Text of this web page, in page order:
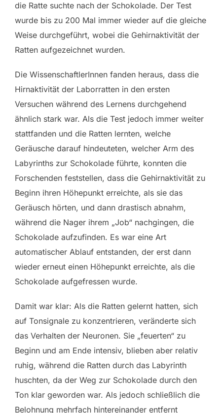
die Ratte suchte nach der Schokolade. Der Test
wurde bis zu 200 Mal immer wieder auf die gleiche
Weise durchgeführt, wobei die Gehirnaktivität der
Ratten aufgezeichnet wurden.
Die WissenschaftlerInnen fanden heraus, dass die
Hirnaktivität der Laborratten in den ersten
Versuchen während des Lernens durchgehend
ähnlich stark war. Als die Test jedoch immer weiter
stattfanden und die Ratten lernten, welche
Geräusche darauf hindeuteten, welcher Arm des
Labyrinths zur Schokolade führte, konnten die
Forschenden feststellen, dass die Gehirnaktivität zu
Beginn ihren Höhepunkt erreichte, als sie das
Geräusch hörten, und dann drastisch abnahm,
während die Nager ihrem „Job“ nachgingen, die
Schokolade aufzufinden. Es war eine Art
automatischer Ablauf entstanden, der erst dann
wieder erneut einen Höhepunkt erreichte, als die
Schokolade aufgefressen wurde.
Damit war klar: Als die Ratten gelernt hatten, sich
auf Tonsignale zu konzentrieren, veränderte sich
das Verhalten der Neuronen. Sie „feuerten“ zu
Beginn und am Ende intensiv, blieben aber relativ
ruhig, während die Ratten durch das Labyrinth
huschten, da der Weg zur Schokolade durch den
Ton klar geworden war. Als jedoch schließlich die
Belohnung mehrfach hintereinander entfernt